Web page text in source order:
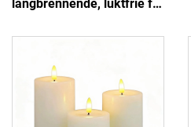
langbrennende, luktfrie for
arrangement eller fest